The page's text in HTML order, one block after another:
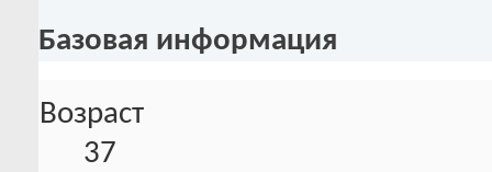
Базовая информация
Возраст
37